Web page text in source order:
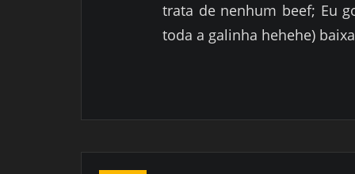
trata de nenhum beef; Eu
toda a galinha hehehe)